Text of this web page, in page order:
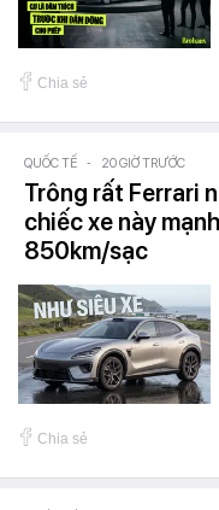
Chia sẻ
QUỐC TẾ - 20 GIỜ TRƯỚC
Trông rất Ferrari
chiếc xe này
850km/sạc
Chia sẻ